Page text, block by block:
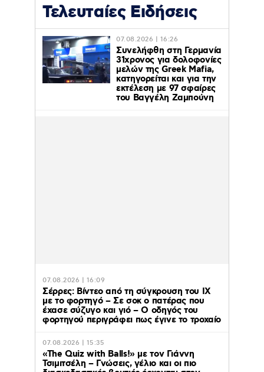
Τελευταίες Ειδήσεις
07.08.2026 | 16:26
Συνελήφθη στη Γερμανία
31χρονος για δολοφονίες
μελών της Greek Mafia,
κατηγορείται και για την
εκτέλεση με 97 σφαίρες
του Βαγγέλη Ζαμπούνη
07.08.2026 | 16:09
Σέρρες: Βίντεο από τη σύγκρουση του ΙΧ
με το φορτηγό – Σε σοκ ο πατέρας που
έχασε σύζυγο και γιό – Ο οδηγός του
φορτηγού περιγράφει πως έγινε το τροχαίο
07.08.2026 | 15:35
«The Quiz with Balls!» με τον Γιάννη
Τσιμιτσέλη – Γνώσεις, γέλιο και οι πιο